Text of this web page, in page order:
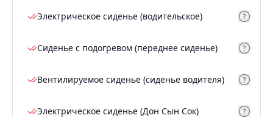
Электрическое сиденье (водительское)
Сиденье с подогревом (переднее сиденье)
Вентилируемое сиденье (сиденье водителя)
Электрическое сиденье (Дон Сын Сок)